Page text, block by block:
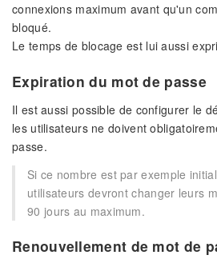
connexions maximum avant qu'un
bloqué.
Le temps de blocage est lui aussi
Expiration du mot de passe
Il est aussi possible de configurer le
les utilisateurs ne doivent
passe.
Si ce nombre est par exemple
utilisateurs devront changer leurs
90 jours au maximum.
Renouvellement de mot de